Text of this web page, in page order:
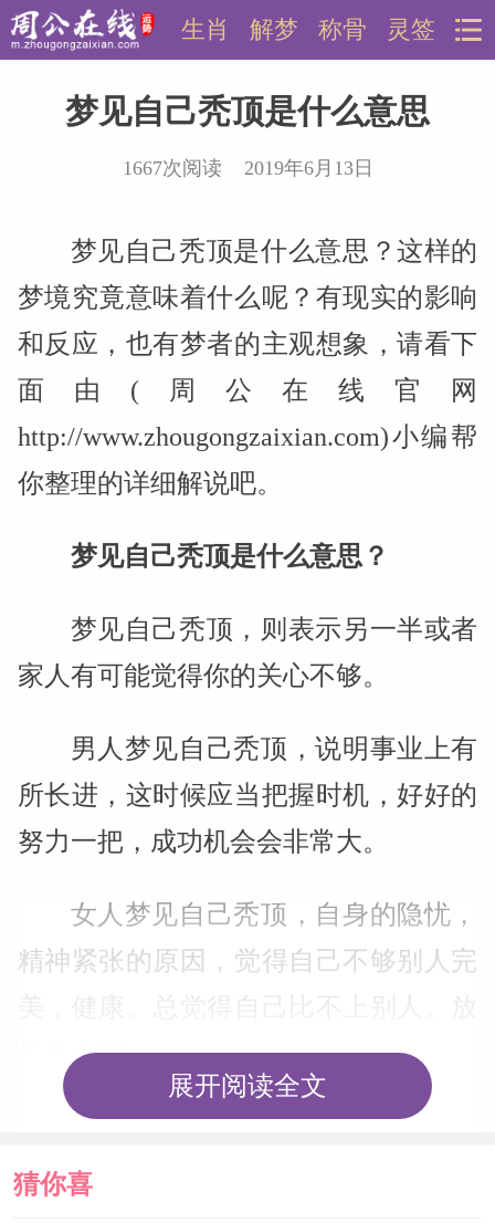
灵签
称骨
解梦
生肖
梦见自己秃顶是什么意思
1667次阅读 2019年6月13日
梦见自己秃顶是什么意思？这样的
梦境究竟意味着什么呢？有现实的影响
和反应，也有梦者的主观想象，请看下
面由(周公在线官网
http://www.zhougongzaixian.com)小编帮
你整理的详细解说吧。
梦见自己秃顶是什么意思？
梦见自己秃顶，则表示另一半或者
家人有可能觉得你的关心不够。
男人梦见自己秃顶，说明事业上有
所长进，这时候应当把握时机，好好的
努力一把，成功机会会非常大。
女人梦见自己秃顶，自身的隐忧，
精神紧张的原因，觉得自己不够别人完
松身心吧。
女人梦见秃顶是认为，自己的男人
无能，软弱，有一种鄙视的心理。(周公
展开阅读全文
猜你喜